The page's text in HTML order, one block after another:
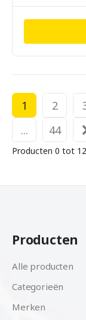
1 2
...
44
Producten 0 tot
Producten
Alle producten
Categorieën
Merken